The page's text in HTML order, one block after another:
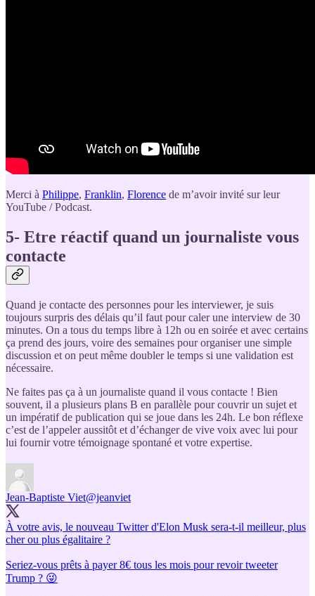
Merci à Philippe, Franklin, Florence de m’avoir invité sur leur
YouTube / Podcast.
5- Etre réactif quand un journaliste vous
contacte
Quand je contacte des personnes pour les interviewer, je suis
toujours surpris des délais qu’il faut pour caler une interview de 30
minutes. On a tous du temps libre à 12h ou en soirée et avec certains
ça prend des jours, voire des semaines pour organiser une simple
discussion et on peut même doubler le temps si une validation est
nécessaire.
Ne faites pas ça à un journaliste quand il vous contacte ! Bien
souvent, il a plusieurs plans B en parallèle pour couvrir un sujet et
un impératif de publication qui se joue dans les 24h. Le bon réflexe
c’est de l’appeler aussitôt et d’échanger de vive voix avec lui pour
lui fournir votre témoignage spontané et votre expertise.
Jean-Baptiste Viet@jeanviet
À votre avis, le nouveau Twitter d'Elon Musk sera-t-il meilleur, plus
cher ou plus égalitaire ?
Seriez-vous prêts à payer 8€ tous les mois pour revoir tweeter
Trump ? 😜